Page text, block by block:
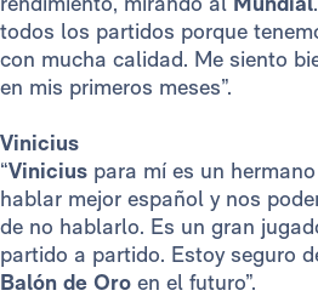
todos los partidos porque
con mucha calidad. Me siento
en mis primeros meses”.
Vinicius
“Vinicius para mí es un
hablar mejor español y nos
de no hablarlo. Es un gran
partido a partido. Estoy seguro
Balón de Oro en el futuro”.